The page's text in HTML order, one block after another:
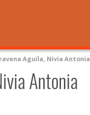
Aguila, Nivia Antonia
Antonia